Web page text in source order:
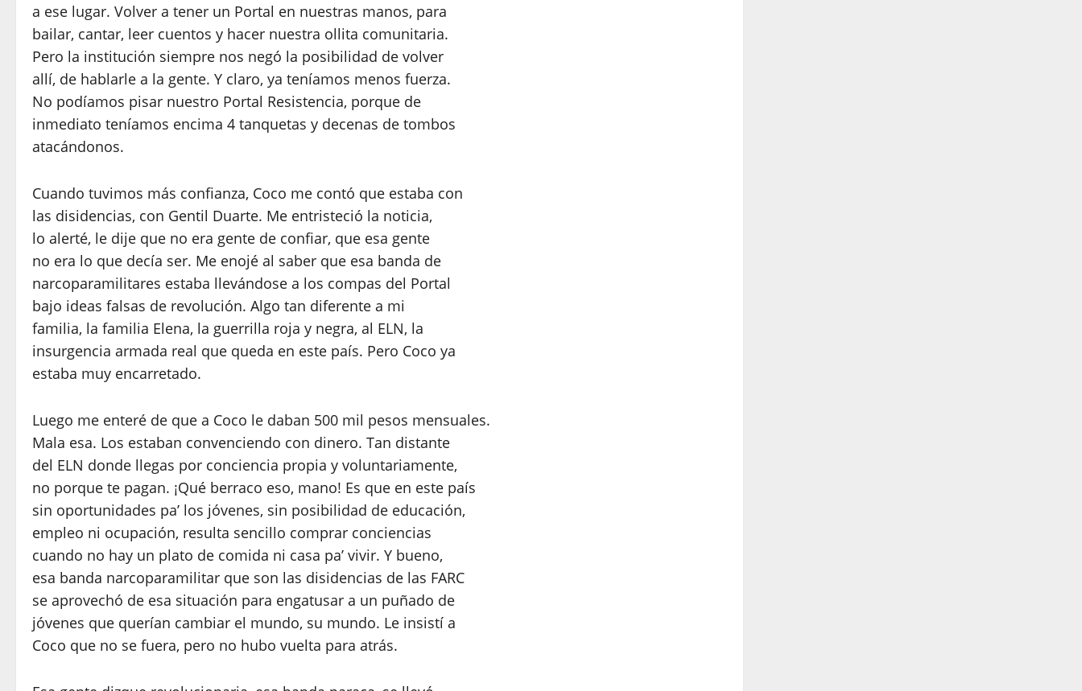
a ese lugar. Volver a tener un Portal en nuestras manos, para
bailar, cantar, leer cuentos y hacer nuestra ollita comunitaria.
Pero la institución siempre nos negó la posibilidad de volver
allí, de hablarle a la gente. Y claro, ya teníamos menos fuerza.
No podíamos pisar nuestro Portal Resistencia, porque de
inmediato teníamos encima 4 tanquetas y decenas de tombos
atacándonos.
Cuando tuvimos más confianza, Coco me contó que estaba con
las disidencias, con Gentil Duarte. Me entristeció la noticia,
lo alerté, le dije que no era gente de confiar, que esa gente
no era lo que decía ser. Me enojé al saber que esa banda de
narcoparamilitares estaba llevándose a los compas del Portal
bajo ideas falsas de revolución. Algo tan diferente a mi
familia, la familia Elena, la guerrilla roja y negra, al ELN, la
insurgencia armada real que queda en este país. Pero Coco ya
estaba muy encarretado.
Luego me enteré de que a Coco le daban 500 mil pesos mensuales.
Mala esa. Los estaban convenciendo con dinero. Tan distante
del ELN donde llegas por conciencia propia y voluntariamente,
no porque te pagan. ¡Qué berraco eso, mano! Es que en este país
sin oportunidades pa’ los jóvenes, sin posibilidad de educación,
empleo ni ocupación, resulta sencillo comprar conciencias
cuando no hay un plato de comida ni casa pa’ vivir. Y bueno,
esa banda narcoparamilitar que son las disidencias de las FARC
se aprovechó de esa situación para engatusar a un puñado de
jóvenes que querían cambiar el mundo, su mundo. Le insistí a
Coco que no se fuera, pero no hubo vuelta para atrás.